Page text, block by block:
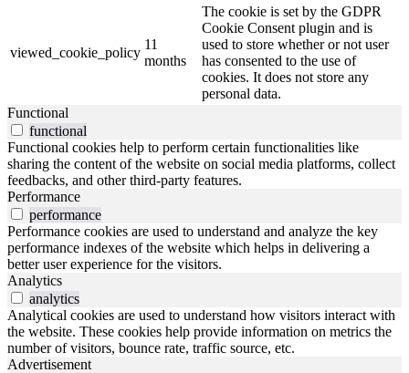
viewed_cookie_policy
11
months
The cookie is set by the GDPR
Cookie Consent plugin and is
used to store whether or not user
has consented to the use of
cookies. It does not store any
personal data.
Functional
functional
Functional cookies help to perform certain functionalities like
sharing the content of the website on social media platforms, collect
feedbacks, and other third-party features.
Performance
performance
Performance cookies are used to understand and analyze the key
performance indexes of the website which helps in delivering a
better user experience for the visitors.
Analytics
analytics
Analytical cookies are used to understand how visitors interact with
the website. These cookies help provide information on metrics the
number of visitors, bounce rate, traffic source, etc.
Advertisement